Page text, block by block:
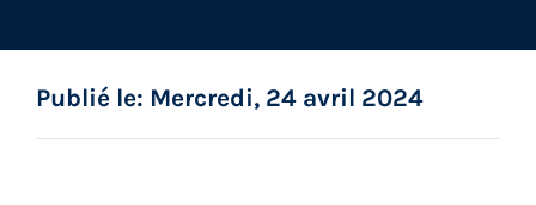
Publié le: Mercredi, 24 avril 2024